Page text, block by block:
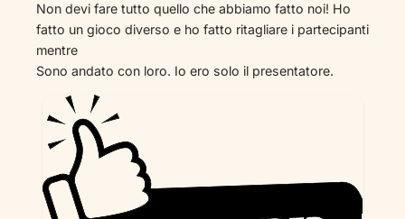
Non devi fare tutto quello che abbiamo fatto noi! Ho
fatto un gioco diverso e ho fatto ritagliare i partecipanti
mentre
Sono andato con loro. Io ero solo il presentatore.